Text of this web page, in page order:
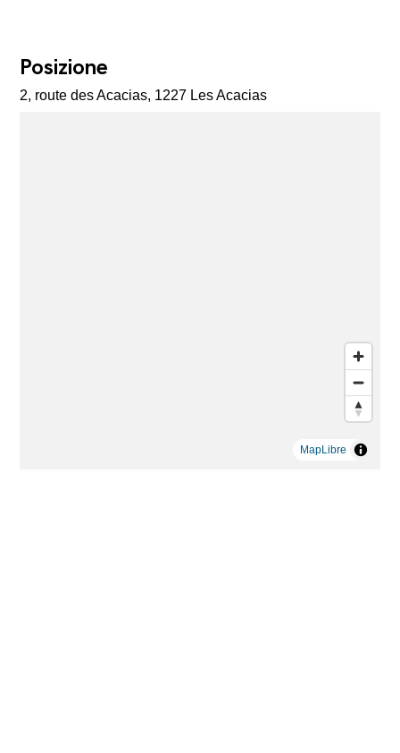
Posizione
2, route des Acacias, 1227 Les Acacias
MapLibre